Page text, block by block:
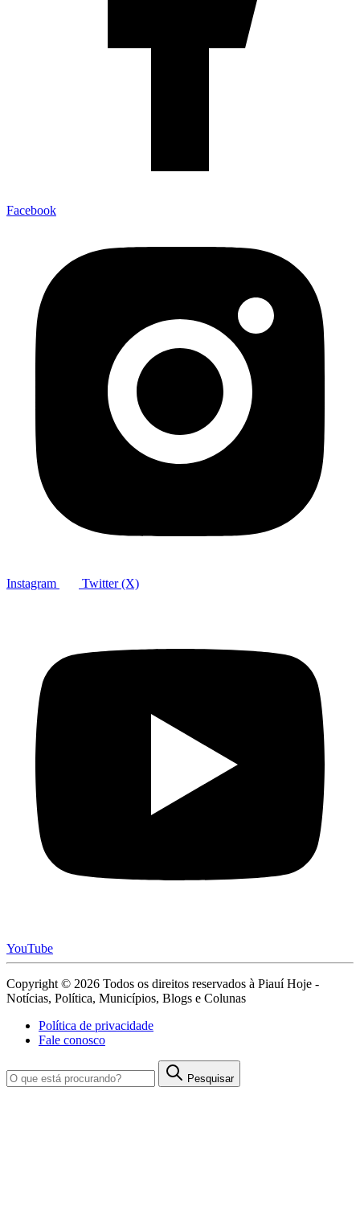
Facebook
Instagram Twitter (X)
YouTube
Copyright © 2026 Todos os direitos reservados à Piauí Hoje -
Notícias, Política, Municípios, Blogs e Colunas
Política de privacidade
Fale conosco
Pesquisar